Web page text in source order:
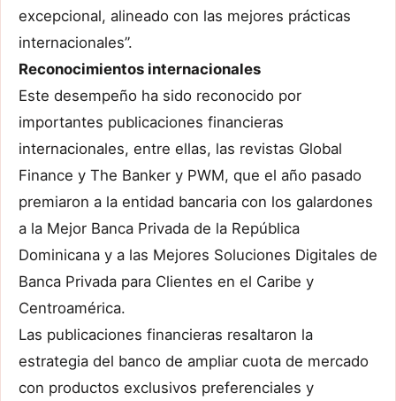
excepcional, alineado con las mejores prácticas
internacionales”.
Reconocimientos internacionales
Este desempeño ha sido reconocido por
importantes publicaciones financieras
internacionales, entre ellas, las revistas Global
Finance y The Banker y PWM, que el año pasado
premiaron a la entidad bancaria con los galardones
a la Mejor Banca Privada de la República
Dominicana y a las Mejores Soluciones Digitales de
Banca Privada para Clientes en el Caribe y
Centroamérica.
Las publicaciones financieras resaltaron la
estrategia del banco de ampliar cuota de mercado
con productos exclusivos preferenciales y